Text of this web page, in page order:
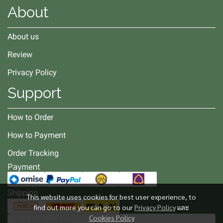
This website uses cookies for best user experience, to
find out more you can go to ourPrivacy Policyและ
Cookies Policy
About
About us
Review
Privacy Policy
Support
How to Order
How to Payment
Order Tracking
Payment
Shipping